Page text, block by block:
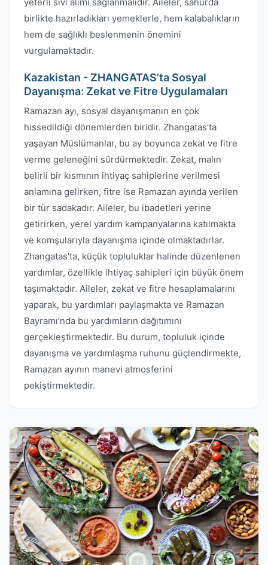
birlikte hazırladıkları yemeklerle, hem kalabalıkların
hem de sağlıklı beslenmenin önemini
vurgulamaktadır.
Kazakistan - ZHANGATAS’ta Sosyal
Dayanışma: Zekat ve Fitre Uygulamaları
Ramazan ayı, sosyal dayanışmanın en çok
hissedildiği dönemlerden biridir. Zhangatas’ta
yaşayan Müslümanlar, bu ay boyunca zekat ve fitre
verme geleneğini sürdürmektedir. Zekat, malın
belirli bir kısmının ihtiyaç sahiplerine verilmesi
anlamına gelirken, fitre ise Ramazan ayında verilen
bir tür sadakadır. Aileler, bu ibadetleri yerine
getirirken, yerel yardım kampanyalarına katılmakta
ve komşularıyla dayanışma içinde olmaktadırlar.
Zhangatas’ta, küçük topluluklar halinde düzenlenen
yardımlar, özellikle ihtiyaç sahipleri için büyük önem
taşımaktadır. Aileler, zekat ve fitre hesaplamalarını
yaparak, bu yardımları paylaşmakta ve Ramazan
Bayramı’nda bu yardımların dağıtımını
gerçekleştirmektedir. Bu durum, topluluk içinde
dayanışma ve yardımlaşma ruhunu güçlendirmekte,
Ramazan ayının manevi atmosferini
pekiştirmektedir.